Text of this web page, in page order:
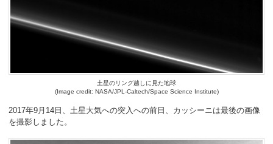
土星のリング越しに見た地球
(Image credit: NASA/JPL-Caltech/Space Science Institute)
2017年9月14日、土星大気への突入への前日、カッシーニは最後の画像
を撮影しました。